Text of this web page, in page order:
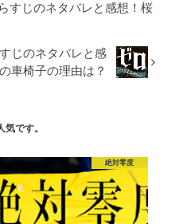
すじのネタバレと感想！桜
じのネタバレと感
車椅子の理由は？
気です。
絶対零度